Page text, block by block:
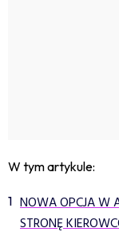
W tym artykule:
NOWA OPCJA W
STRONĘ